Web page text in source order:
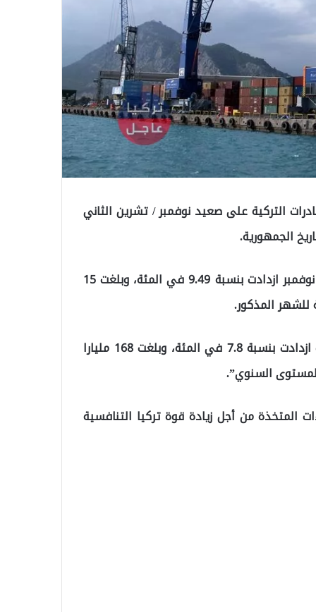
التركية على صعيد نوفمبر / تشرين الثاني
وقالت بكجان في بيان لها السبت، إن صادرات تركيا خلال نوفمبر ازدادت بنسبة 9.49 في المئة، وبلغت 15
وأضافت الوزيرة التركية: “صادراتنا خلال 12 شهرا الأخيرة ازدادت بنسبة 7.8 في المئة، وبلغت 168 مليارا
المتخذة من أجل زيادة قوة تركيا التنافسية